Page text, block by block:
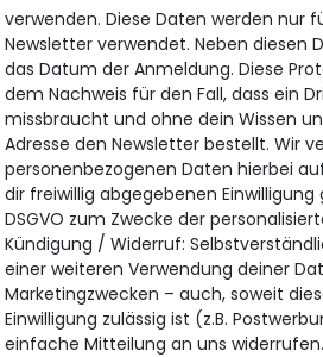
verwenden. Diese Daten werden nur
Newsletter verwendet. Neben diesen
das Datum der Anmeldung. Diese
dem Nachweis für den Fall, dass ein
missbraucht und ohne dein Wissen
Adresse den Newsletter bestellt. Wir
personenbezogenen Daten hierbei
dir freiwillig abgegebenen Einwilligung
DSGVO zum Zwecke der
Kündigung / Widerruf:
einer weiteren Verwendung deiner
Marketingzwecken – auch, soweit
Einwilligung zulässig ist (z.B.
einfache Mitteilung an uns widerrufen.